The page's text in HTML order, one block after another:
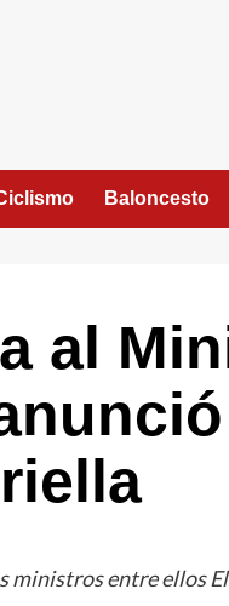
Baloncesto
al
ministros entre ellos